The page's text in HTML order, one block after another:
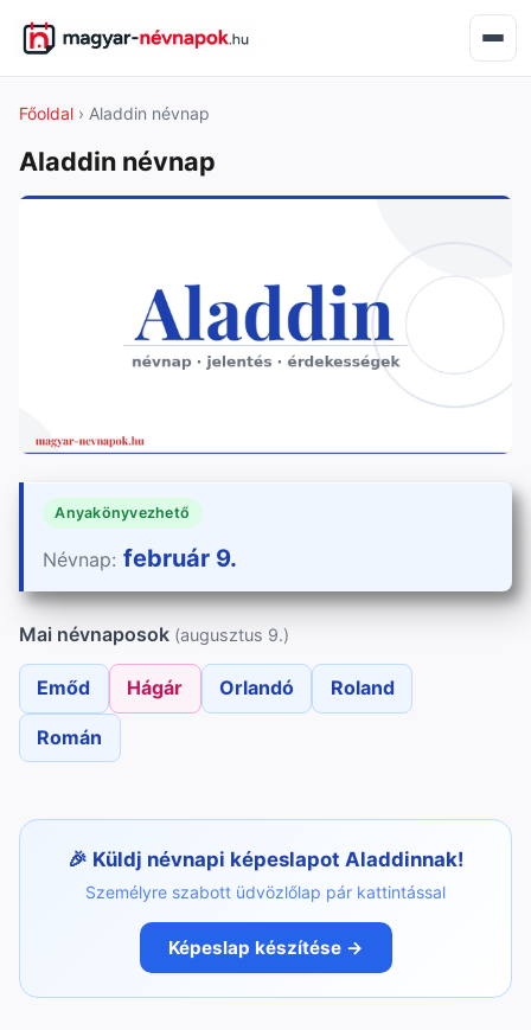
Főoldal › Aladdin névnap
Aladdin névnap
Anyakönyvezhető
Névnap: február 9.
Mai névnaposok (augusztus 9.)
Emőd Hágár Orlandó Roland
Román
Küldj névnapi képeslapot Aladdinnak!
Személyre szabott üdvözlőlap pár kattintással
Képeslap készítése →